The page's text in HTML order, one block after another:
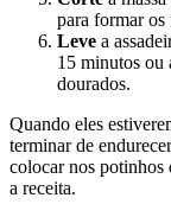
para formar os
Leve a
15 minutos ou
dourados.
Quando eles
terminar de
colocar nos
a receita.